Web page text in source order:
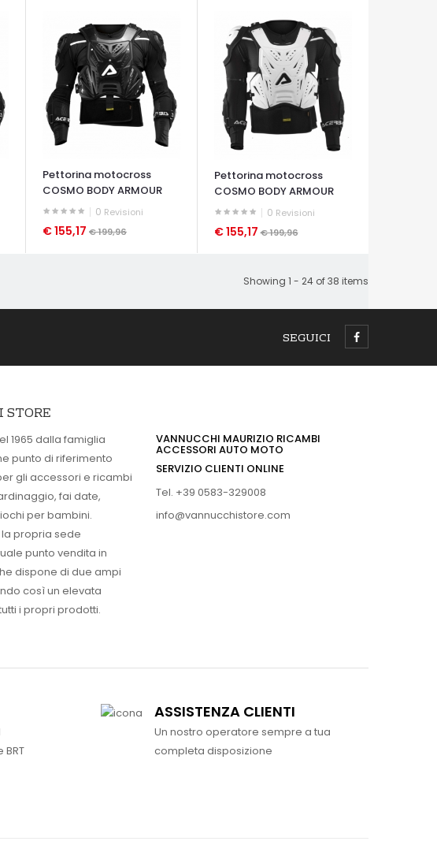
Pettorina motocross
COSMO BODY ARMOUR
0 Revisioni
€ 155,17 € 199,96
Pettorina motocross
COSMO BODY ARMOUR
0 Revisioni
€ 155,17€ 199,96
Showing 1 - 24 of 38 items
SEGUICI
1965 dalla famiglia
punto di riferimento
gli accessori e ricambi
fai date,
per bambini.
la propria sede
punto vendita in
dispone di due ampi
così un elevata
i propri prodotti.
VANNUCCHI MAURIZIO RICAMBI
ACCESSORI AUTO MOTO
SERVIZIO CLIENTI ONLINE
Tel. +39 0583-329008
info@vannucchistore.com
ASSISTENZA CLIENTI
Un nostro operatore sempre a tua
completa disposizione